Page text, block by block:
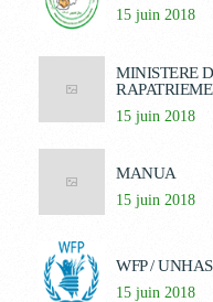
15 juin 2018
MINISTERE
15 juin 2018
MANUA
15 juin 2018
WFP / UNHAS
15 juin 2018